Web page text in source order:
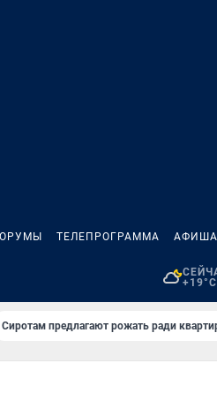
ТЕЛЕПРОГРАММА АФИША
+19°C
Сиротам предлагают рожать ради